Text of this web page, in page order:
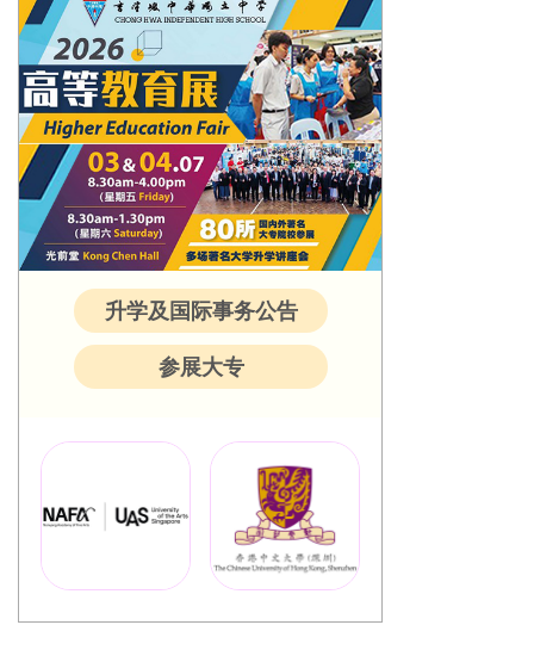
升学及国际事务公告
参展大专